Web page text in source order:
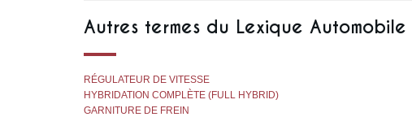
Autres termes du Lexique Automobile
RÉGULATEUR DE VITESSE
HYBRIDATION COMPLÈTE (FULL HYBRID)
GARNITURE DE FREIN